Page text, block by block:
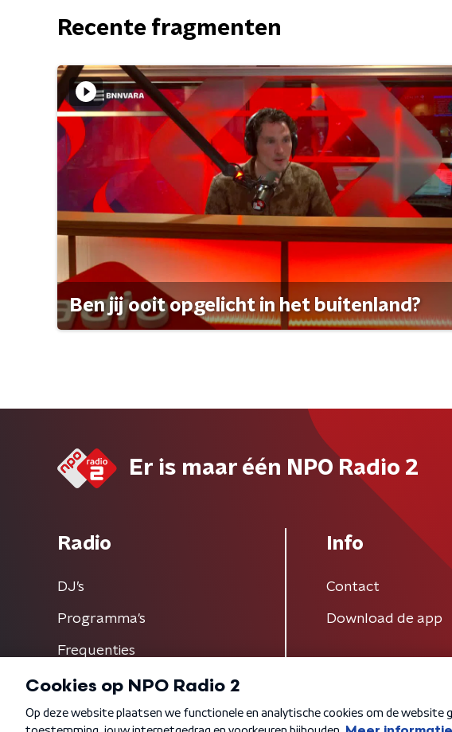
Recente fragmenten
Ben jij ooit opgelicht in het buitenland?
Er is maar één NPO Radio 2
Radio
DJ’s
Programma's
Frequenties
Info
Contact
Download de app